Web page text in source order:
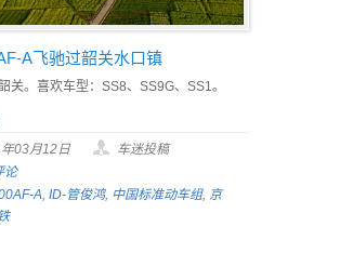
A飞驰过韶关水口镇
关。喜欢车型：SS8、SS9G、SS1。
03月12日
车迷投稿
论
A ID-管俊鸿, 中国标准动车组, 京